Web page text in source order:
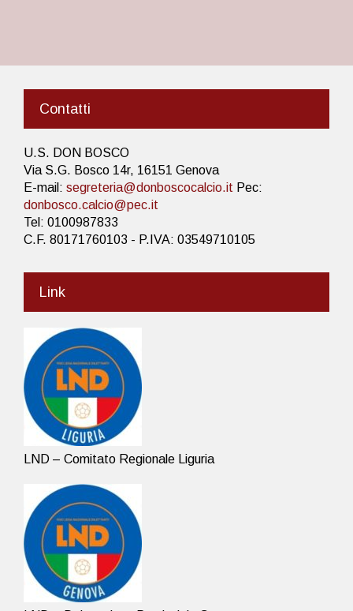
Contatti
U.S. DON BOSCO
Via S.G. Bosco 14r, 16151 Genova
E-mail: segreteria@donboscocalcio.it Pec:
donbosco.calcio@pec.it
Tel: 0100987833
C.F. 80171760103 - P.IVA: 03549710105
Link
LND – Comitato Regionale Liguria